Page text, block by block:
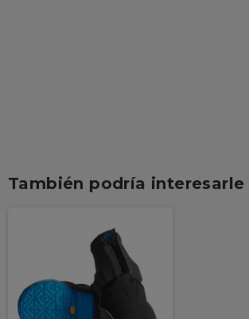
También podría interesarle